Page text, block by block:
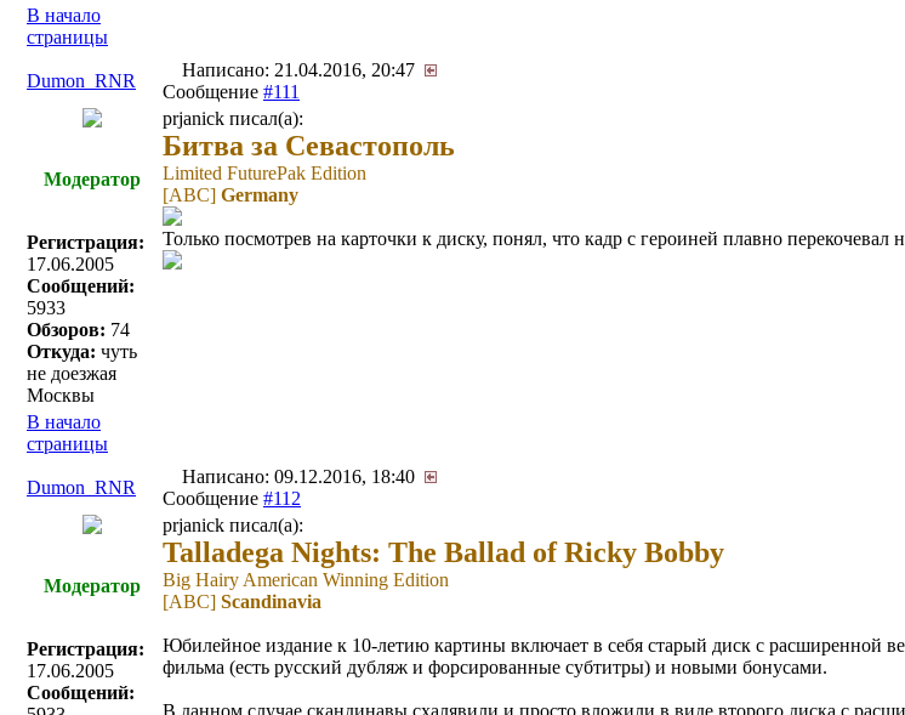
В начало
страницы
Dumon_RNR
Написано: 21.04.2016, 20:47
Сообщение #111
Модератор
Регистрация:
17.06.2005
Сообщений:
5933
Обзоров: 74
Откуда: чуть
не доезжая
Москвы
prjanick писал(a):
Битва за Севастополь
Limited FuturePak Edition
[ABC] Germany
Только посмотрев на карточки к диску, понял, что кадр с героиней плавно
В начало
страницы
Dumon_RNR
Написано: 09.12.2016, 18:40
Сообщение #112
Модератор
Регистрация:
17.06.2005
Сообщений:
prjanick писал(a):
Talladega Nights: The Ballad of Ricky Bobby
Big Hairy American Winning Edition
[ABC] Scandinavia
Юбилейное издание к 10-летию картины включает в себя старый диск с расширенной
фильма (есть русский дубляж и форсированные субтитры) и новыми бонусами.
В данном случае скандинавы схалявили и просто вложили в виде второго диска с